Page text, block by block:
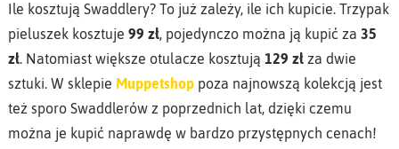
Ile kosztują Swaddlery? To już zależy, ile ich kupicie. Trzypak
pieluszek kosztuje 99 zł, pojedynczo można ją kupić za 35
zł. Natomiast większe otulacze kosztują 129 zł za dwie
sztuki. W sklepie Muppetshoppoza najnowszą kolekcją jest
też sporo Swaddlerów z poprzednich lat, dzięki czemu
można je kupić naprawdę w bardzo przystępnych cenach!